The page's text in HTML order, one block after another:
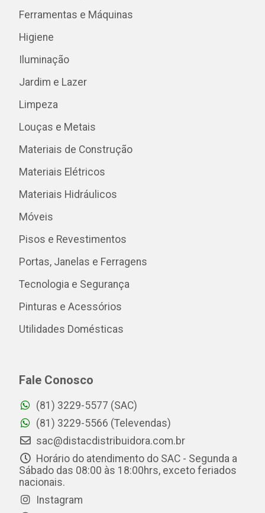
Ferramentas e Máquinas
Higiene
Iluminação
Jardim e Lazer
Limpeza
Louças e Metais
Materiais de Construção
Materiais Elétricos
Materiais Hidráulicos
Móveis
Pisos e Revestimentos
Portas, Janelas e Ferragens
Tecnologia e Segurança
Pinturas e Acessórios
Utilidades Domésticas
Fale Conosco
(81) 3229-5577 (SAC)
(81) 3229-5566 (Televendas)
sac@distacdistribuidora.com.br
Horário do atendimento do SAC - Segunda a
Sábado das 08:00 às 18:00hrs, exceto feriados
nacionais.
Instagram